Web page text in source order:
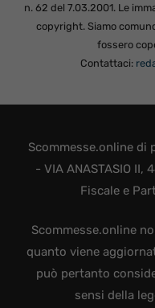
n. 62 del 7.03.2001. Le
copyright. Siamo
fossero
Contattaci:
Scommesse.online di
- VIA ANASTASIO II,
Fiscale e
Scommesse.online
quanto viene
può pertanto
sensi della